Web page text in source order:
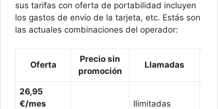
sus tarifas con oferta de portabilidad incluyen
los gastos de envío de la tarjeta, etc. Estás son
las actuales combinaciones del operador:
Oferta
Precio sin
promoción
Llamadas
26,95
€/mes
Ilimitadas